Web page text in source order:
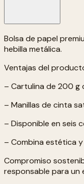
Bolsa de papel
hebilla metálica.
Ventajas del
– Cartulina de 200 g
– Manillas de cinta
– Disponible en seis
– Combina estética
Compromiso
responsable para un